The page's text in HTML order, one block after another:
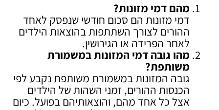
מהם דמי מזונות?
דמי מזונות הם סכום חודשי שנפסק לאחד
ההורים לצורך השתתפות בהוצאות הילדים
לאחר הפרידה או הגירושין.
מהו גובה דמי המזונות במשמורת
משותפת?
גובה המזונות במשמורת משותפת נקבע לפי
הכנסות ההורים, זמני השהות של הילדים
אצל כל אחד מהם, והוצאותיהם בפועל. כיום